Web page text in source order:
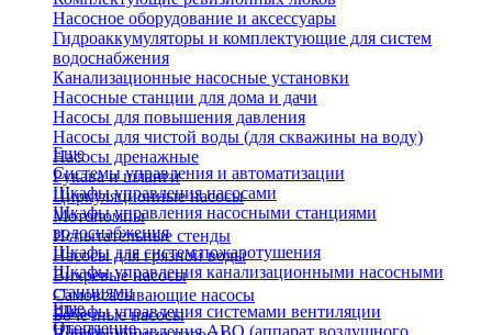
Насосное оборудование и аксессуары
Гидроаккумуляторы и комплектующие для систем
водоснабжения
Канализационные насосные установки
Насосные станции для дома и дачи
Насосы для повышения давления
Насосы для чистой воды (для скважины на воду)
Насосы дренажные
Рукава и шланги
Циркуляционные насосы
Мотопомпы
Испытательные стенды
Насосы для грязной воды
Вихревые насосы
Самовсасывающие насосы
Бочечные насосы
Еще
Системы управления и автоматизации
Шкафы управления насосами
Шкафы управления насосными станциями
водоснабжения
Шкафы для систем пожаротушения
Шкафы управления канализационными насосными
станциями
Шкафы управления системами вентиляции
Шкафы управления АВО (аппарат воздушного
Еще
Отопление